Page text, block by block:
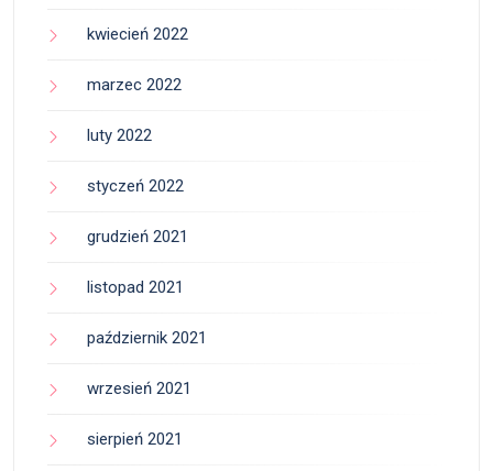
kwiecień 2022
marzec 2022
luty 2022
styczeń 2022
grudzień 2021
listopad 2021
październik 2021
wrzesień 2021
sierpień 2021